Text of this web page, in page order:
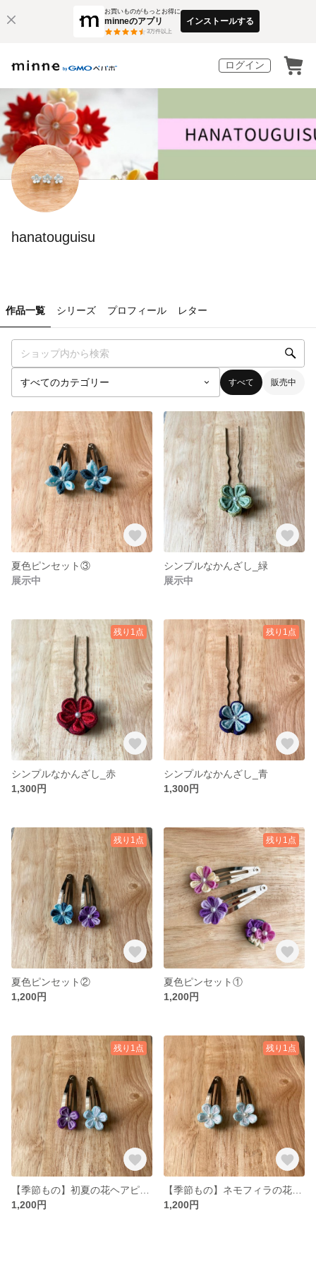
お買いものがもっとお得に
minneのアプリ
3万件以上
インストールする
ログイン
hanatouguisu
作品一覧 シリーズ プロフィール レター
すべて 販売中
夏色ピンセット③
展示中
シンプルなかんざし_緑
展示中
残り1点
シンプルなかんざし_赤
1,300円
残り1点
シンプルなかんざし_青
1,300円
残り1点
夏色ピンセット②
1,200円
残り1点
夏色ピンセット①
1,200円
残り1点
1,200円
残り1点
1,200円